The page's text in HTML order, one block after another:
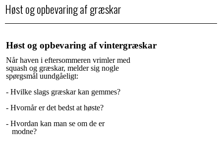
Høst og opbevaring af græskar
Høst og opbevaring af vintergræskar
Når haven i eftersommeren vrimler med
squash og græskar, melder sig nogle
spørgsmål uundgåeligt:
- Hvilke slags græskar kan gemmes?
- Hvornår er det bedst at høste?
- Hvordan kan man se om de er
modne?